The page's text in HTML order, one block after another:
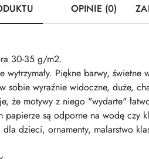
OPINIE (0)
30-35 g/m2.
Piękne barwy, świetne
wyraźnie widoczne, duże,
że motywy z niego "wydarte"
są odporne na wodę czy
dzieci, ornamenty, malarstwo